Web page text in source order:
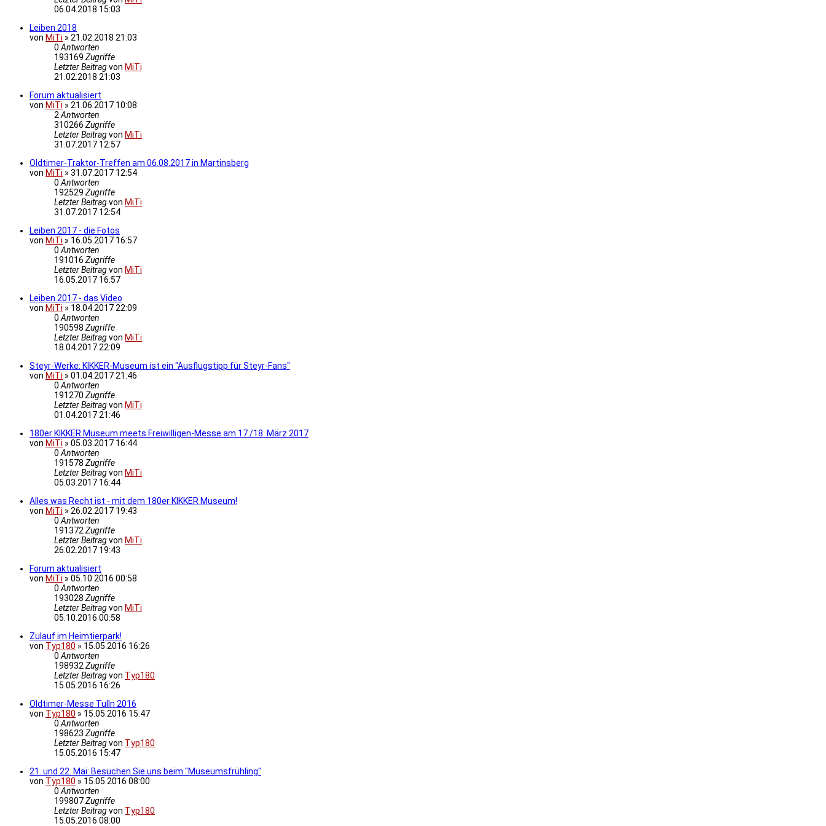
06.04.2018 15:03
Leiben 2018
von MiTi » 21.02.2018 21:03
0Antworten
193169 Zugriffe
Letzter Beitragvon MiTi
21.02.2018 21:03
Forum aktualisiert
von MiTi » 21.06.2017 10:08
2Antworten
310266 Zugriffe
Letzter Beitragvon MiTi
31.07.2017 12:57
Oldtimer-Traktor-Treffen am 06.08.2017 in Martinsberg
von MiTi » 31.07.2017 12:54
0Antworten
192529 Zugriffe
Letzter Beitragvon MiTi
31.07.2017 12:54
Leiben 2017 - die Fotos
von MiTi » 16.05.2017 16:57
0Antworten
191016 Zugriffe
Letzter Beitragvon MiTi
16.05.2017 16:57
Leiben 2017 - das Video
von MiTi » 18.04.2017 22:09
0Antworten
190598 Zugriffe
Letzter Beitragvon MiTi
18.04.2017 22:09
Steyr-Werke: KIKKER-Museum ist ein "Ausflugstipp für Steyr-Fans"
von MiTi » 01.04.2017 21:46
0Antworten
191270 Zugriffe
Letzter Beitragvon MiTi
01.04.2017 21:46
180er KIKKER Museum meets Freiwilligen-Messe am 17./18. März 2017
von MiTi » 05.03.2017 16:44
0Antworten
191578 Zugriffe
Letzter Beitragvon MiTi
05.03.2017 16:44
Alles was Recht ist - mit dem 180er KIKKER Museum!
von MiTi » 26.02.2017 19:43
0Antworten
191372Zugriffe
Letzter Beitragvon MiTi
26.02.2017 19:43
Forum aktualisiert
von MiTi » 05.10.2016 00:58
0Antworten
193028 Zugriffe
Letzter Beitragvon MiTi
05.10.2016 00:58
Zulauf im Heimtierpark!
von Typ180 » 15.05.2016 16:26
0Antworten
198932Zugriffe
Letzter Beitragvon Typ180
15.05.2016 16:26
Oldtimer-Messe Tulln 2016
von Typ180 » 15.05.2016 15:47
0Antworten
198623 Zugriffe
Letzter Beitragvon Typ180
15.05.2016 15:47
21. und 22. Mai: Besuchen Sie uns beim "Museumsfrühling"
von Typ180 » 15.05.2016 08:00
0Antworten
199807Zugriffe
Letzter Beitragvon Typ180
15.05.2016 08:00